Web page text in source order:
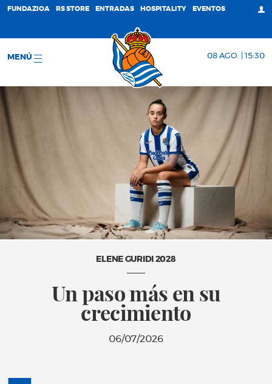
FUNDAZIOA RS STORE ENTRADAS HOSPITALITY EVENTOS
MENÚ 08 AGO. | 15:30
ELENE GURIDI 2028
Un paso más en su
crecimiento
06/07/2026